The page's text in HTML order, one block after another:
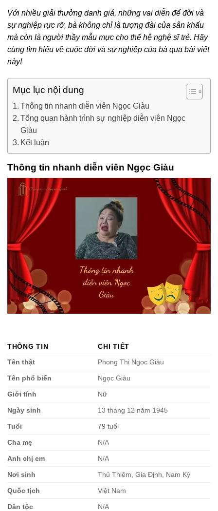
Với nhiều giải thưởng danh giá, những vai diễn để đời và
sự nghiệp rực rỡ, bà không chỉ là tượng đài của sân khấu
mà còn là người thầy mẫu mực cho thế hệ nghệ sĩ trẻ. Hãy
cùng tìm hiểu về cuộc đời và sự nghiệp của bà qua bài viết
này!
Mục lục nội dung
Thông tin nhanh diễn viên Ngọc Giàu
Tổng quan hành trình sự nghiệp diễn viên Ngọc
Giàu
Kết luận
Thông tin nhanh diễn viên Ngọc Giàu
THÔNG TIN
CHI TIẾT
Tên thật
Phong Thị Ngọc Giàu
Tên phổ biến Ngọc Giàu
Giới tính Nữ
Ngày sinh 13 tháng 12 năm 1945
Tuổi 79 tuổi
Cha mẹ N/A
Anh chị em N/A
Nơi sinh Thủ Thiêm, Gia Định, Nam Kỳ
Quốc tịch Việt Nam
Dân tộc N/A